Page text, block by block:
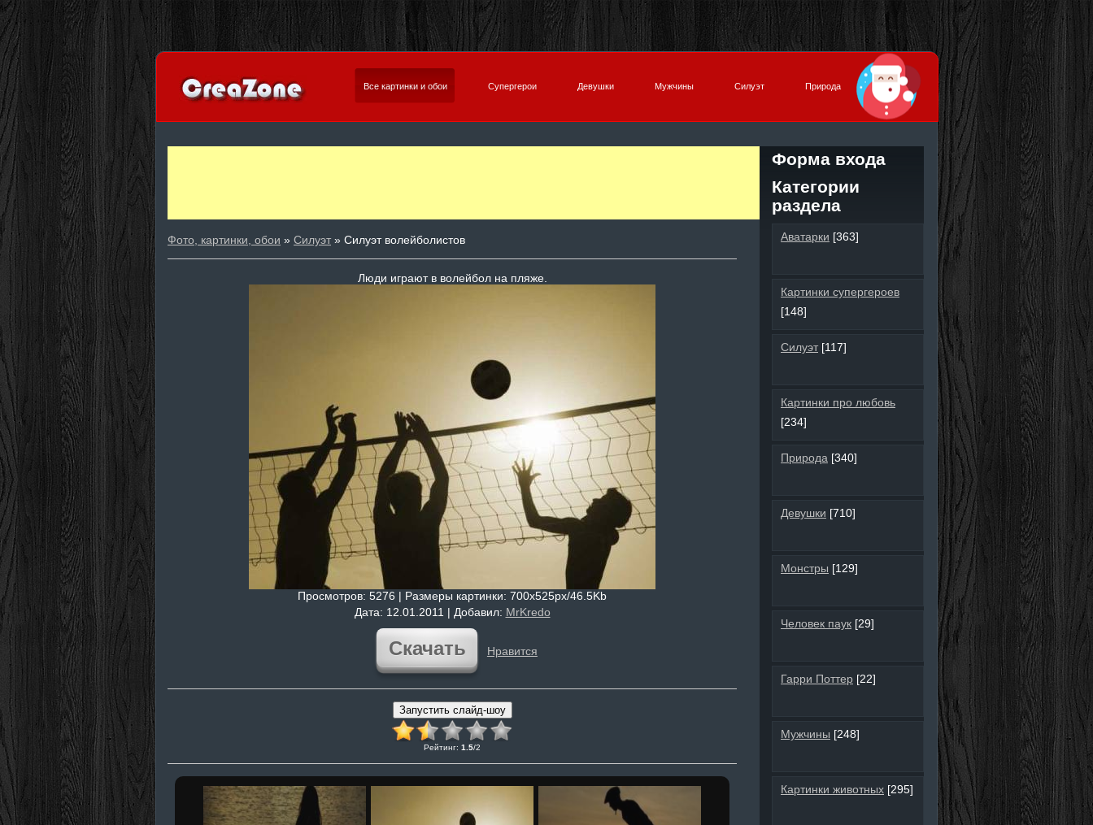
Все картинки и обои Супергерои Девушки Мужчины Силуэт Природа
Фото, картинки, обои » Силуэт » Силуэт волейболистов
Люди играют в волейбол на пляже.
Просмотров: 5276 | Размеры картинки: 700x525px/46.5Kb
Дата: 12.01.2011 | Добавил: MrKredo
Скачать Нравится
Рейтинг: 1.5/2
Форма входа
Категории
раздела
Аватарки [363]
Картинки супергероев
[148]
Силуэт [117]
Картинки про любовь
[234]
Природа [340]
Девушки [710]
Монстры [129]
Человек паук [29]
Гарри Поттер [22]
Мужчины [248]
Картинки животных [295]